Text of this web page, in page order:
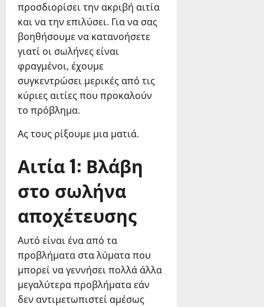
προσδιορίσει την ακριβή αιτία
και να την επιλύσει. Για να σας
βοηθήσουμε να κατανοήσετε
γιατί οι σωλήνες είναι
φραγμένοι, έχουμε
συγκεντρώσει μερικές από τις
κύριες αιτίες που προκαλούν
το πρόβλημα.
Ας τους ρίξουμε μια ματιά.
Αιτία 1: Βλάβη
στο σωλήνα
αποχέτευσης
Αυτό είναι ένα από τα
προβλήματα στα λύματα που
μπορεί να γεννήσει πολλά άλλα
μεγαλύτερα προβλήματα εάν
δεν αντιμετωπιστεί αμέσως